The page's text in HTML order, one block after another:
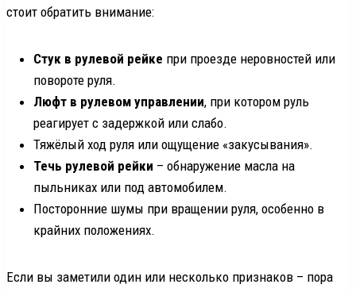
стоит обратить внимание:
Стук в рулевой рейке при проезде неровностей или
повороте руля.
Люфт в рулевом управлении, при котором руль
реагирует с задержкой или слабо.
Тяжёлый ход руля или ощущение «закусывания».
Течь рулевой рейки – обнаружение масла на
пыльниках или под автомобилем.
Посторонние шумы при вращении руля, особенно в
крайних положениях.
Если вы заметили один или несколько признаков – пора